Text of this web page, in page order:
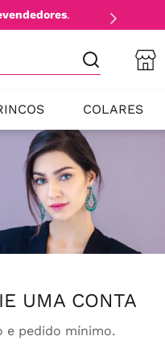
.
COLARES
UMA CONTA
e pedido mínimo.